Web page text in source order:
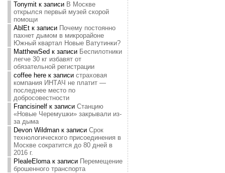
Tonymitк записи В Москве
открылся первый музей скорой
помощи
AblEtк записи Почему постоянно
пахнет дымом в микрорайоне
Южный квартал Новые Ватутинки?
MatthewSed к записи Беспилотники
легче 30 кг избавят от
обязательной регистрации
coffee hereк записи страховая
компания ИНТАЧ не платит —
последнее место по
добросовестности
Francisinelfк записи Станцию
«Новые Черемушки» закрывали из-
за дыма
Devon Wildmanк записи Срок
технологического присоединения в
Москве сократится до 80 дней в
2016 г.
PlealeElomaк записи Перемещение
брошенного транспорта